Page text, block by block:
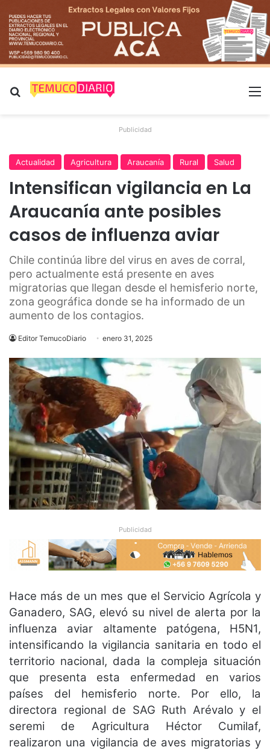
Buscar por
Publicidad
Actualidad Agricultura Araucanía Rural Salud
Intensifican vigilancia en La
Araucanía ante posibles
casos de influenza aviar
Chile continúa libre del virus en aves de corral,
pero actualmente está presente en aves
migratorias que llegan desde el hemisferio norte,
zona geográfica donde se ha informado de un
aumento de los contagios.
Editor TemucoDiario enero 31, 2025
Publicidad
Hace más de un mes que el Servicio Agrícola y
Ganadero, SAG, elevó su nivel de alerta por la
influenza aviar altamente patógena, H5N1,
intensificando la vigilancia sanitaria en todo el
territorio nacional, dada la compleja situación
que presenta esta enfermedad en varios
países del hemisferio norte. Por ello, la
directora regional de SAG Ruth Arévalo y el
seremi de Agricultura Héctor Cumilaf,
realizaron una vigilancia de aves migratorias y